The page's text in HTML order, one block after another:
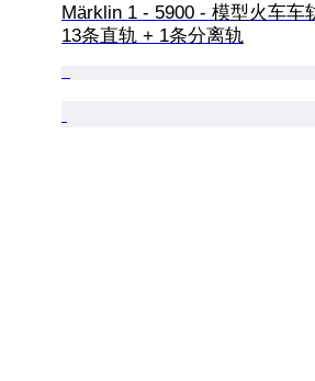
Märklin 1 - 5900 - 模型火车车
13条直轨 + 1条分离轨